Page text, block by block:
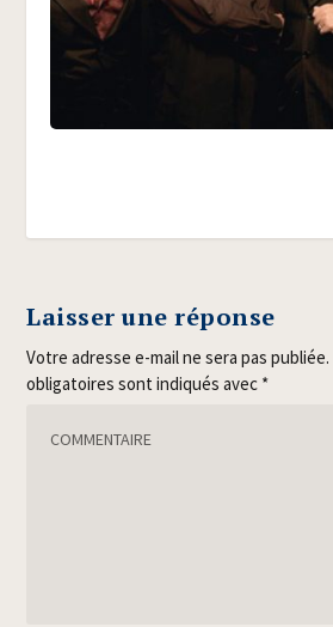
Laisser une réponse
Votre adresse e-mail ne sera pas publiée.
obligatoires sont indiqués avec *